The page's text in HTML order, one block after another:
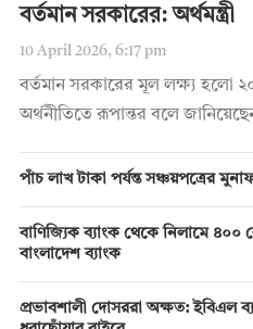
বর্তমান সরকারের: অর্থমন্ত্রী
10 April 2026, 6:17 pm
বর্তমান সরকারের মূল লক্ষ্য হলো
অর্থনীতিতে রূপান্তর বলে
পাঁচ লাখ টাকা পর্যন্ত সঞ্চয়পত্রের
বাণিজ্যিক ব্যাংক থেকে নিলামে ৪০০
বাংলাদেশ ব্যাংক
প্রভাবশালী দোসররা অক্ষত: ইবিএল